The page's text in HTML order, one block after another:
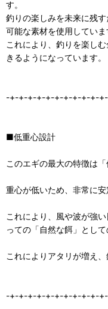
す。
釣りの楽しみを未来に残
可能な素材を使用していま
これにより、釣りを楽し
きるようになっています。
-+-+-+-+-+-+-+-+-+-+-
■低重心設計
このエギの最大の特徴は「
重心が低いため、非常に安
これにより、風や波が強
っての「自然な餌」とし
これによりアタリが増え
-+-+-+-+-+-+-+-+-+-+-